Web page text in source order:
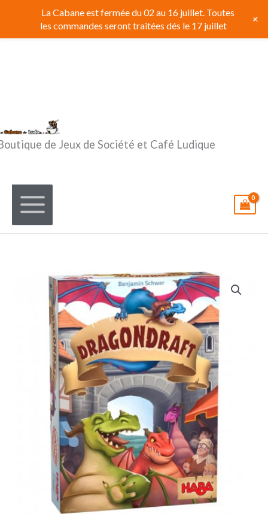
contenu
de Jeux de Société et Café Ludique
La Cabane est fermée du 02 au 16 juillet. Toutes
les commandes seront traitées dés le 17 juillet
+